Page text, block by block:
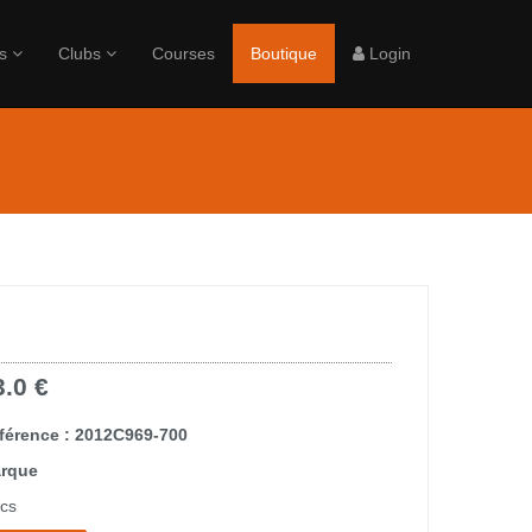
Clubs Courses Boutique Login
€
: 2012C969-700